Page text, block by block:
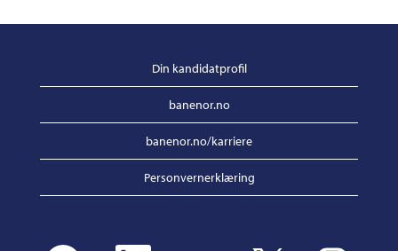
Din kandidatprofil
banenor.no
banenor.no/karriere
Personvernerklæring
Å